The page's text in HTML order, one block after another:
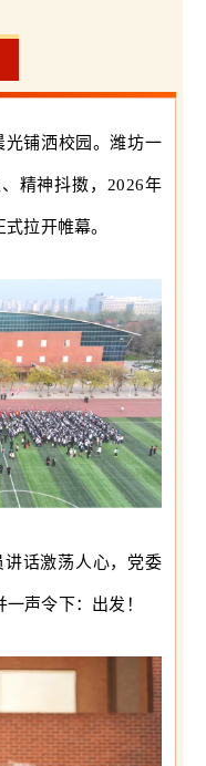
铺洒校园。潍坊一
精神抖擞，2026年
拉开帷幕。
话激荡人心，党委
声令下：出发！